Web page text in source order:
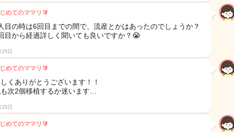
めてのママリ🔰
目の時は6回目までの間で、流産とかはあったのでしょうか？
目から経過詳しく聞いても良いですか？😭
25日
めてのママリ🔰
くありがとうございます！！
次2個移植するか迷います…
25日
めてのママリ🔰